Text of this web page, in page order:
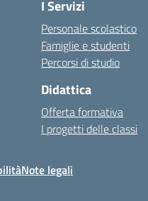
I Servizi
Personale scolastico
Famiglie e studenti
Percorsi di studio
Didattica
Offerta formativa
I progetti delle classi
Note legali